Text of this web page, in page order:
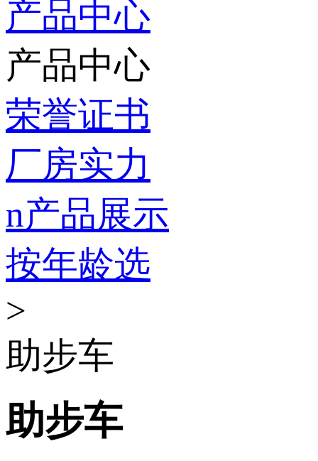
产品中心
产品中心
荣誉证书
厂房实力
n产品展示
按年龄选
>
助步车
助步车